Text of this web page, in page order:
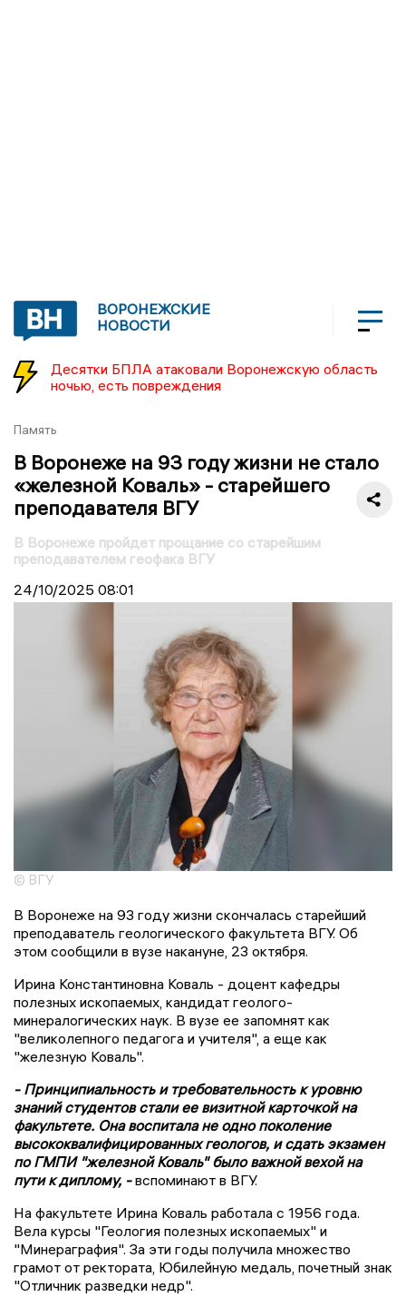
ВОРОНЕЖСКИЕ
НОВОСТИ
Десятки БПЛА атаковали Воронежскую область
ночью, есть повреждения
Память
В Воронеже на 93 году жизни не стало
«железной Коваль» - старейшего
преподавателя ВГУ
В Воронеже пройдет прощание со старейшим
преподавателем геофака ВГУ
24/10/2025 08:01
© ВГУ
В Воронеже на 93 году жизни скончалась старейший
преподаватель геологического факультета ВГУ. Об
этом сообщили в вузе накануне, 23 октября.
Ирина Константиновна Коваль - доцент кафедры
полезных ископаемых, кандидат геолого-
минералогических наук. В вузе ее запомнят как
"великолепного педагога и учителя", а еще как
"железную Коваль".
- Принципиальность и требовательность к уровню
знаний студентов стали ее визитной карточкой на
факультете. Она воспитала не одно поколение
высококвалифицированных геологов, и сдать экзамен
по ГМПИ "железной Коваль" было важной вехой на
пути к диплому, -вспоминают в ВГУ.
На факультете Ирина Коваль работала с 1956 года.
Вела курсы "Геология полезных ископаемых" и
"Минераграфия". За эти годы получила множество
грамот от ректората, Юбилейную медаль, почетный знак
"Отличник разведки недр".